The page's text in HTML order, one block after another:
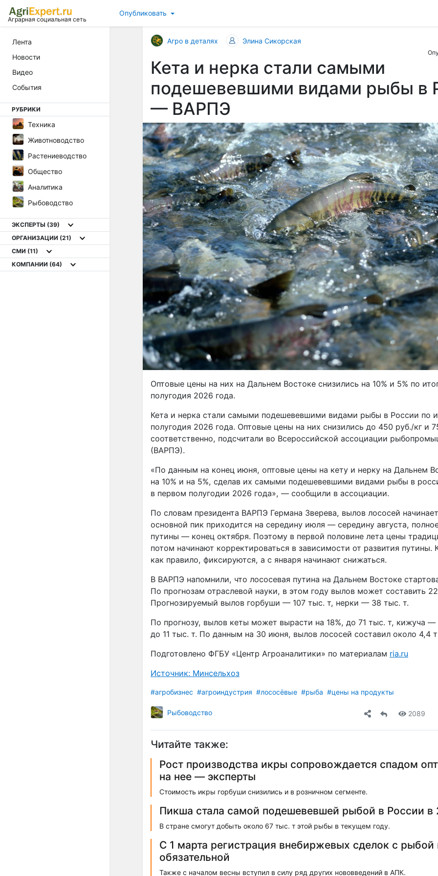
Аграрная социальная сеть
Опубликовать
Лента
Новости
Видео
События
РУБРИКИ
Техника
Животноводство
Растениеводство
Общество
Аналитика
Рыбоводство
ЭКСПЕРТЫ (39)
ОРГАНИЗАЦИИ (21)
СМИ (11)
КОМПАНИИ (64)
Агро в деталях Элина Сикорская
Кета и нерка стали самыми
подешевевшими видами рыбы в
— ВАРПЭ
Оптовые цены на них на Дальнем Востоке снизились на 10% и 5% по
полугодия 2026 года.
Кета и нерка стали самыми подешевевшими видами рыбы в России по
полугодия 2026 года. Оптовые цены на них снизились до 450 руб./кг и
соответственно, подсчитали во Всероссийской ассоциации
(ВАРПЭ).
«По данным на конец июня, оптовые цены на кету и нерку на Дальнем
на 10% и на 5%, сделав их самыми подешевевшими видами рыбы в
в первом полугодии 2026 года», — сообщили в ассоциации.
По словам президента ВАРПЭ Германа Зверева, вылов лососей
основной пик приходится на середину июля — середину августа,
путины — конец октября. Поэтому в первой половине лета цены
потом начинают корректироваться в зависимости от развития путины.
как правило, фиксируются, а с января начинают снижаться.
В ВАРПЭ напомнили, что лососевая путина на Дальнем Востоке
По прогнозам отраслевой науки, в этом году вылов может составить
Прогнозируемый вылов горбуши — 107 тыс. т, нерки — 38 тыс. т.
По прогнозу, вылов кеты может вырасти на 18%, до 71 тыс. т, кижуча —
до 11 тыс. т. По данным на 30 июня, вылов лососей составил около 4,4
Подготовлено ФГБУ «Центр Агроаналитики» по материалам ria.ru
Источник: Минсельхоз
#агробизнес #агроиндустрия #лососёвые #рыба #цены на продукты
Рыбоводство 2089
Читайте также:
Рост производства икры сопровождается спадом
на нее — эксперты
Стоимость икры горбуши снизились и в розничном сегменте.
Пикша стала самой подешевевшей рыбой в России в
В стране смогут добыть около 67 тыс. т этой рыбы в текущем году.
С 1 марта регистрация внебиржевых сделок с рыбой
обязательной
Также с началом весны вступил в силу ряд других нововведений в АПК.